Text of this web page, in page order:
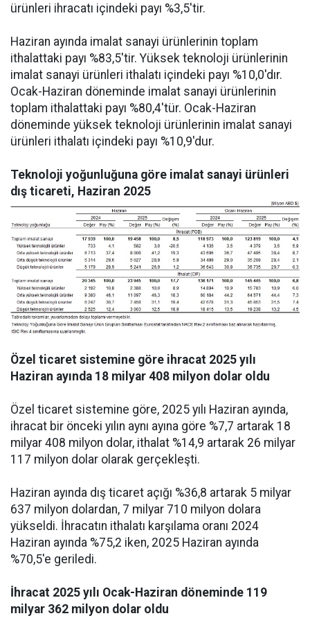
ürünleri ihracatı içindeki payı %3,5'tir.
Haziran ayında imalat sanayi ürünlerinin toplam
ithalattaki payı %83,5'tir. Yüksek teknoloji ürünlerinin
imalat sanayi ürünleri ithalatı içindeki payı %10,0'dır.
Ocak-Haziran döneminde imalat sanayi ürünlerinin
toplam ithalattaki payı %80,4'tür. Ocak-Haziran
döneminde yüksek teknoloji ürünlerinin imalat sanayi
ürünleri ithalatı içindeki payı %10,9'dur.
Teknoloji yoğunluğuna göre imalat sanayi ürünleri
dış ticareti, Haziran 2025
Özel ticaret sistemine göre ihracat 2025 yılı
Haziran ayında 18 milyar 408 milyon dolar oldu
Özel ticaret sistemine göre, 2025 yılı Haziran ayında,
ihracat bir önceki yılın aynı ayına göre %7,7 artarak 18
milyar 408 milyon dolar, ithalat %14,9 artarak 26 milyar
117 milyon dolar olarak gerçekleşti.
Haziran ayında dış ticaret açığı %36,8 artarak 5 milyar
637 milyon dolardan, 7 milyar 710 milyon dolara
yükseldi. İhracatın ithalatı karşılama oranı 2024
Haziran ayında %75,2 iken, 2025 Haziran ayında
%70,5'e geriledi.
İhracat 2025 yılı Ocak-Haziran döneminde 119
milyar 362 milyon dolar oldu